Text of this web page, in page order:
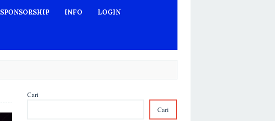
SPONSORSHIP INFO LOGIN
Cari
Cari